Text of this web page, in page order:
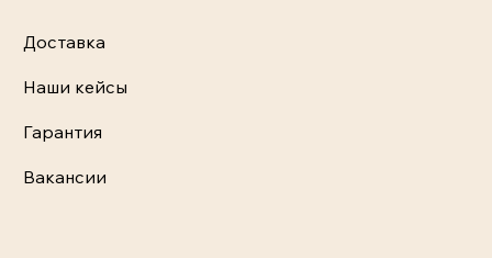
Доставка
Наши кейсы
Гарантия
Вакансии